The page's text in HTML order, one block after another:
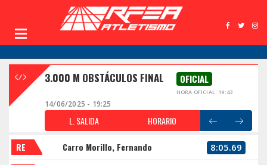
3.000 M OBSTÁCULOS FINAL OFICIAL
HORA OFICIAL: 19:43
14/06/2025 - 19:25
L. SALIDA HORARIO
RE Carro Morillo, Fernando 8:05.69